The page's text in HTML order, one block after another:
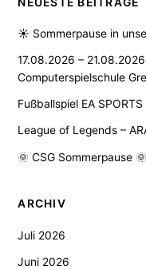
☀️ Sommerpause in
17.08.2026 –
Computerspielschule
Fußballspiel EA
League of Legends –
🌞 CSG Sommerpause 🌞
ARCHIV
Juli 2026
Juni 2026